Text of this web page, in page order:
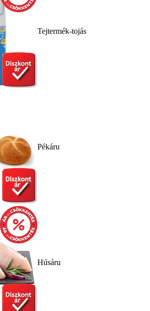
Tejtermék-tojás
Pékáru
Húsáru